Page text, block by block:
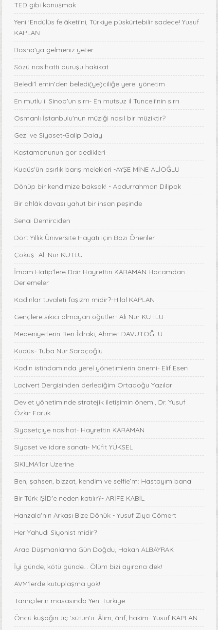
TED gibi konuşmak
Yeni 'Endülüs felâketi'ni, Türkiye püskürtebilir sadece! Yusuf
KAPLAN
Bosna'ya gelmeniz yeter
Sözü nasihatti duruşu hakikat
Beledi'l emin'den beledi(ye)ciliğe yerel yönetim
En mutlu il Sinop'un sırrı- En mutsuz il Tunceli'nin sırrı
Osmanlı İstanbulu'nun müziği nasıl bir müziktir?
Gezi ve Siyaset-Galip Dalay
Kastamonunun gor dedikleri
Kudüs'ün asırlık barış melekleri -AYŞE MİNE ALİOĞLU
Dönüp bir kendimize baksak! - Abdurrahman Dilipak
Bir ahlâk davası yahut bir insan peşinde
Senai Demirciden
Dört Yıllık Üniversite Hayatı için Bazı Öneriler
Çöküş- Ali Nur KUTLU
İmam Hatip'lere Dair Hayrettin KARAMAN Hocamdan
Derlemeler
Kadınlar tuvaleti faşizm midir?-Hilal KAPLAN
Gençlere sıkıcı olmayan öğütler- Ali Nur KUTLU
Medeniyetlerin Ben-İdraki, Ahmet DAVUTOĞLU
Kudüs- Tuba Nur Saraçoğlu
Kadın istihdamında yerel yönetimlerin önemi- Elif Esen
Lacivert Dergisinden derlediğim Ortadoğu Yazıları
Devlet yönetiminde stratejik iletişimin önemi, Dr. Yusuf
Özkır Faruk
Siyasetçiye nasihat- Hayrettin KARAMAN
Siyaset ve idare sanatı- Müfit YÜKSEL
SIKILMA'lar Üzerine
Ben, şahsen, bizzat, kendim ve selfie’m: Hastayım bana!
Bir Türk IŞİD'e neden katılır?- ARİFE KABİL
Hanzala'nın Arkası Bize Dönük - Yusuf Ziya Cömert
Her Yahudi Siyonist midir?
Arap Düşmanlarına Gün Doğdu, Hakan ALBAYRAK
İyi günde, kötü günde... Ölüm bizi ayırana dek!
AVM’lerde kutuplaşma yok!
Tarihçilerin masasında Yeni Türkiye
Öncü kuşağın üç 'sütun'u: Âlim, ârif, hakîm- Yusuf KAPLAN